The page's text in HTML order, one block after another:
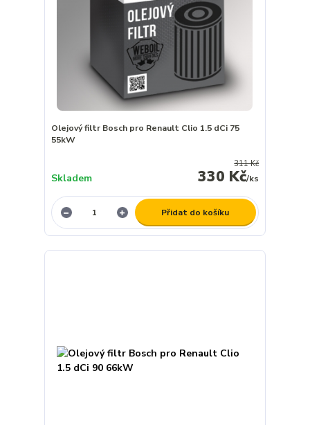
Olejový filtr Bosch pro Renault Clio 1.5 dCi 75
55kW
311 Kč
330 Kč/ks
Skladem
Přidat do košíku